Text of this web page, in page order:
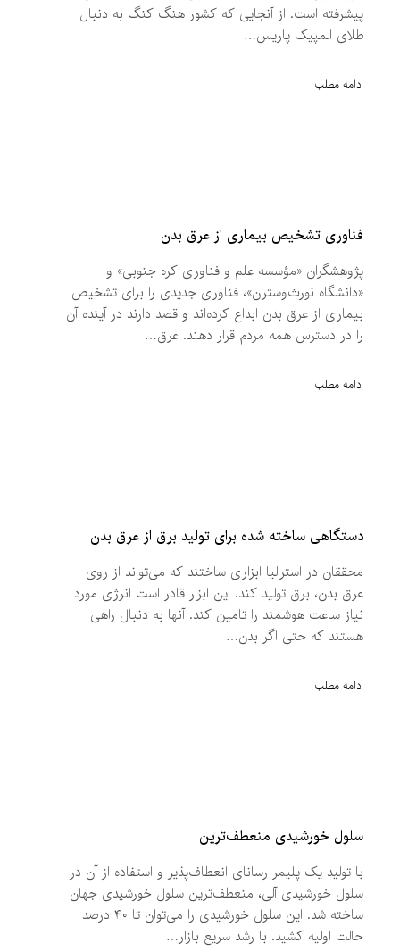
پیشرفته است. از آنجایی که کشور هنگ کنگ به دنبال
طلای المپیک پاریس…
ادامه مطلب
فناوری تشخیص بیماری از عرق بدن
پژوهشگران «مؤسسه علم و فناوری کره جنوبی» و
«دانشگاه نورث‌وسترن»، فناوری جدیدی را برای تشخیص
بیماری از عرق بدن ابداع کرده‌اند و قصد دارند در آینده آن
را در دسترس همه مردم قرار دهند. عرق…
ادامه مطلب
دستگاهی ساخته شده برای تولید برق از عرق بدن
محققان در استرالیا ابزاری ساختند که می‌تواند از روی
عرق بدن، برق تولید کند. این ابزار قادر است انرژی مورد
نیاز ساعت هوشمند را تامین کند. آنها به دنبال راهی
هستند که حتی اگر بدن…
ادامه مطلب
سلول خورشیدی منعطف‌ترین
با تولید یک پلیمر رسانای انعطاف‌پذیر و استفاده از آن در
سلول خورشیدی آلی، منعطف‌ترین سلول خورشیدی جهان
ساخته شد. این سلول خورشیدی را می‌توان تا ۴۰ درصد
حالت اولیه کشید. با رشد سریع بازار…